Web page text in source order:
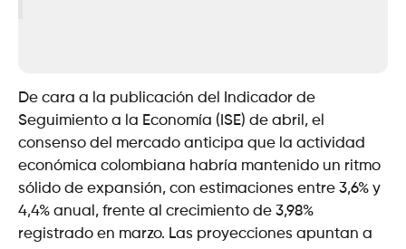
De cara a la publicación del Indicador de
Seguimiento a la Economía (ISE) de abril, el
consenso del mercado anticipa que la actividad
económica colombiana habría mantenido un ritmo
sólido de expansión, con estimaciones entre 3,6% y
4,4% anual, frente al crecimiento de 3,98%
registrado en marzo. Las proyecciones apuntan a